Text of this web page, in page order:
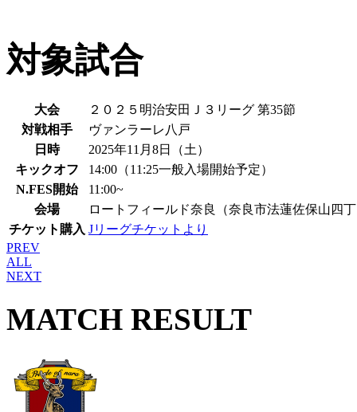
対象試合
大会
２０２５明治安田Ｊ３リーグ 第35節
対戦相手
ヴァンラーレ八戸
日時
2025年11月8日（土）
キックオフ
14:00（11:25一般入場開始予定）
N.FES開始
11:00~
会場
ロートフィールド奈良（奈良市法蓮佐保山四
チケット購入 Jリーグチケットより
PREV
ALL
NEXT
MATCH RESULT